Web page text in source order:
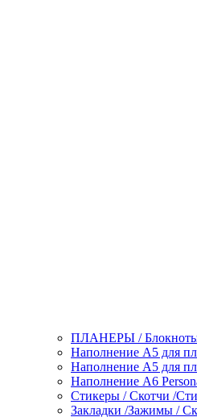
ПЛАНЕРЫ / Блокноты
Наполнение А5 для
Наполнение А5 для
Наполнение А6
Стикеры / Скотчи /
Закладки /Зажимы /